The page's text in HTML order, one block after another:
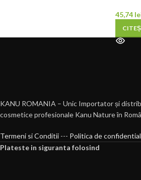
45,74
KANU ROMANIA – Unic Importator și
cosmetice profesionale Kanu Nature în
Termeni si Conditii --- Politica de
Plateste in siguranta folosind